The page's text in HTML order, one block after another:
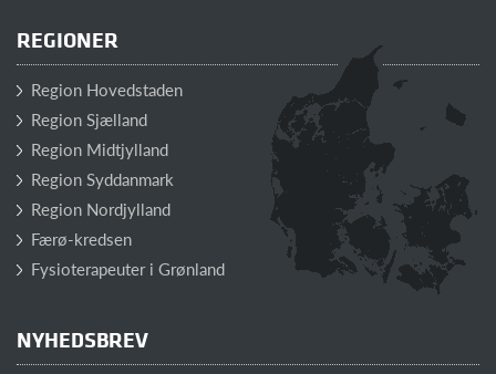
REGIONER
Region Hovedstaden
Region Sjælland
Region Midtjylland
Region Syddanmark
Region Nordjylland
Færø-kredsen
Fysioterapeuter i Grønland
NYHEDSBREV